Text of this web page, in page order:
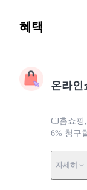
혜택
온라인
CJ홈쇼
6% 청구
자세히